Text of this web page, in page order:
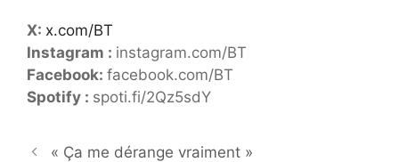
X: x.com/BT
Instagram : instagram.com/BT
Facebook: facebook.com/BT
Spotify : spoti.fi/2Qz5sdY
« Ça me dérange vraiment »